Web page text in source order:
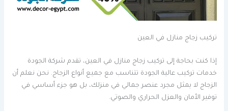
تركيب زجاج منازل في العين
إذا كنت بحاجة إلى تركيب زجاج منازل في العين، تقدم شركة الجودة
خدمات تركيب عالية الجودة تتناسب مع جميع أنواع الزجاج. نحن نعلم أن
الزجاج لا يمثل مجرد عنصر جمالي في منزلك، بل هو جزء أساسي في
توفير الأمان والعزل الحراري والصوتي.